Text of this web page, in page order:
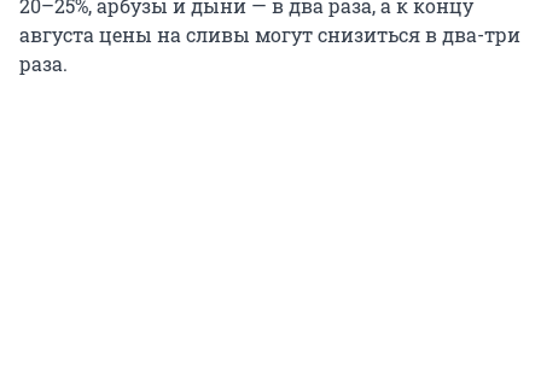
20–25%, арбузы и дыни — в два раза, а к концу
августа цены на сливы могут снизиться в два-три
раза.